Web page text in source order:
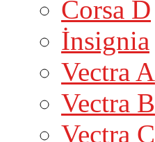
Corsa D
İnsignia
Vectra A
Vectra B
Vectra C